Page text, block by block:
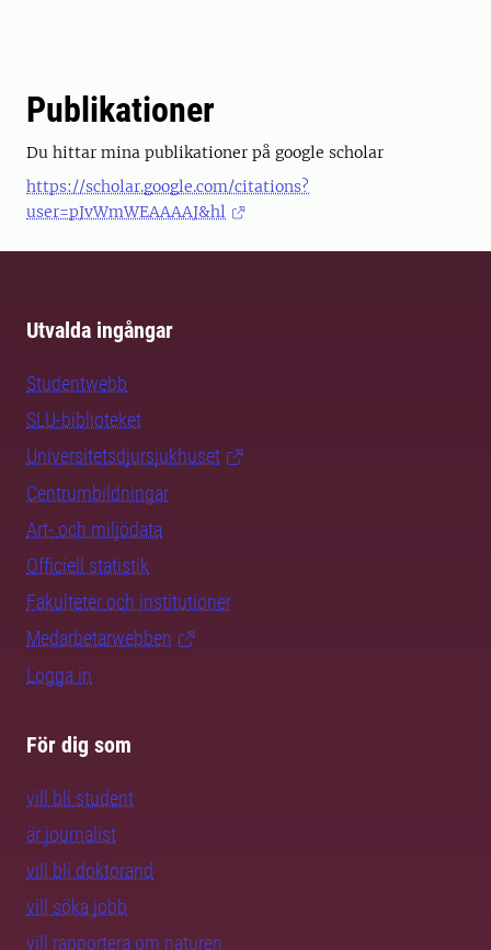
Publikationer
Du hittar mina publikationer på google scholar
https://scholar.google.com/citations?
user=pJvWmWEAAAAJ&hl
Utvalda ingångar
Studentwebb
SLU-biblioteket
Universitetsdjursjukhuset
Centrumbildningar
Art- och miljödata
Officiell statistik
Fakulteter och institutioner
Medarbetarwebben
Logga in
För dig som
vill bli student
är journalist
vill bli doktorand
vill söka jobb
vill rapportera om naturen